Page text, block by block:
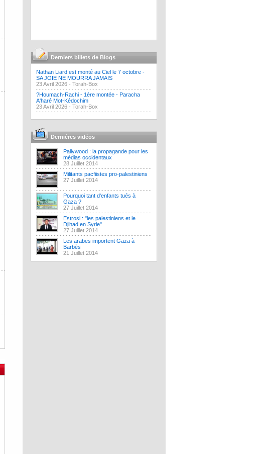
Derniers billets de Blogs
Nathan Liard est monté au Ciel le 7 octobre -
SA JOIE NE MOURRA JAMAIS
23 Avril 2026 - Torah-Box
?Houmach-Rachi - 1ère montée - Paracha
A'haré Mot-Kédochim
23 Avril 2026 - Torah-Box
Dernières vidéos
Pallywood : la propagande pour les
médias occidentaux
28 Juillet 2014
Militants pacfiistes pro-palestiniens
27 Juillet 2014
Pourquoi tant d'enfants tués à
Gaza ?
27 Juillet 2014
Estrosi : "les palestiniens et le
Djihad en Syrie"
27 Juillet 2014
Les arabes importent Gaza à
Barbès
21 Juillet 2014